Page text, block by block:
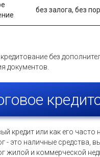
без залога, без
без
документов.
кредит или как его часто
- это наличные средства,
жилой и коммерческой